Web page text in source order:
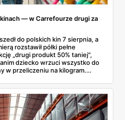
kinach — w Carrefourze drugi za
do polskich kin 7 sierpnia, a
rozstawił półki pełne
„drugi produkt 50% taniej",
dziecko wrzuci wszystko do
w przeliczeniu na kilogram.
ale lody do mrożenia i rurki
bez rabatu.